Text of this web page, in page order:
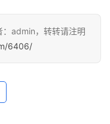
：admin，转转请注明
6406/